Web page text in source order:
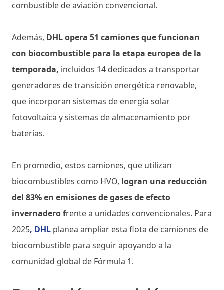
combustible de aviación convencional.
Además, DHL opera 51 camiones que funcionan
con biocombustible para la etapa europea de la
temporada, incluidos 14 dedicados a transportar
generadores de transición energética renovable,
que incorporan sistemas de energía solar
fotovoltaica y sistemas de almacenamiento por
baterías.
En promedio, estos camiones, que utilizan
biocombustibles como HVO, logran una reducción
del 83% en emisiones de gases de efecto
invernadero frente a unidades convencionales. Para
2025, DHL planea ampliar esta flota de camiones de
biocombustible para seguir apoyando a la
comunidad global de Fórmula 1.